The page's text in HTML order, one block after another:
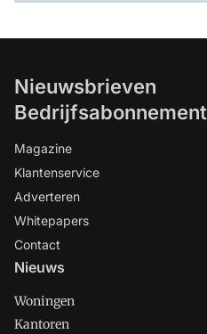
Nieuwsbrieven
Bedrijfsabonnement
Magazine
Klantenservice
Adverteren
Whitepapers
Contact
Nieuws
Woningen
Kantoren